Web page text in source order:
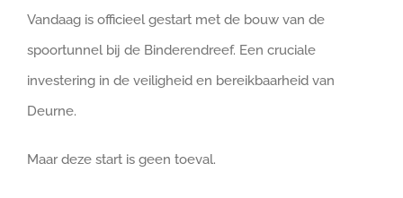
Vandaag is officieel gestart met de bouw van de
spoortunnel bij de Binderendreef. Een cruciale
investering in de veiligheid en bereikbaarheid van
Deurne.
Maar deze start is geen toeval.